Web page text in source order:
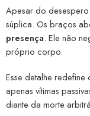
Apesar do
súplica. Os braços
presença. Ele não
próprio corpo.
Esse detalhe
apenas vítimas
diante da morte